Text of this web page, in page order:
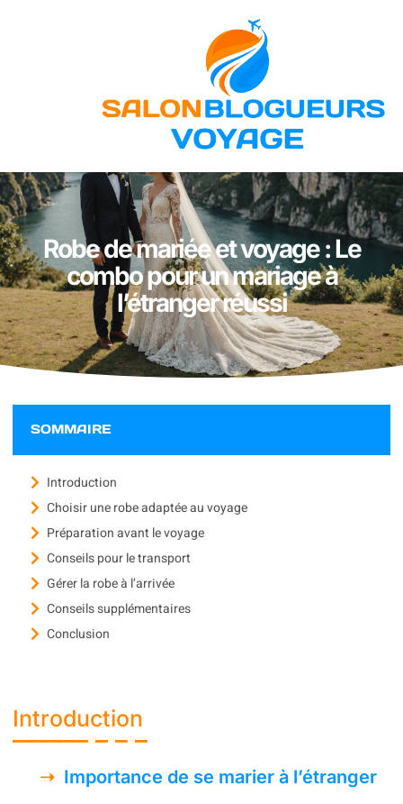
Robe de mariée et voyage : Le
combo pour un mariage à
l’étranger réussi
SOMMAIRE
Introduction
Choisir une robe adaptée au voyage
Préparation avant le voyage
Conseils pour le transport
Gérer la robe à l’arrivée
Conseils supplémentaires
Conclusion
Introduction
Importance de se marier à l’étranger